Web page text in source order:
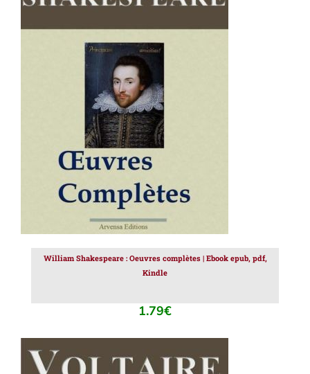
AJOUTER AU PANIER / DÉTAILS
William Shakespeare : Oeuvres complètes | Ebook epub, pdf,
Kindle
1.79€